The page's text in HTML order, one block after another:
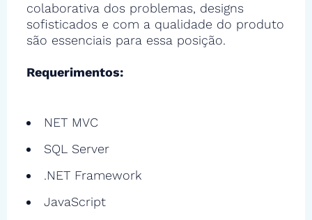
colaborativa dos problemas, designs
sofisticados e com a qualidade do produto
são essenciais para essa posição.
Requerimentos:
NET MVC
SQL Server
.NET Framework
JavaScript